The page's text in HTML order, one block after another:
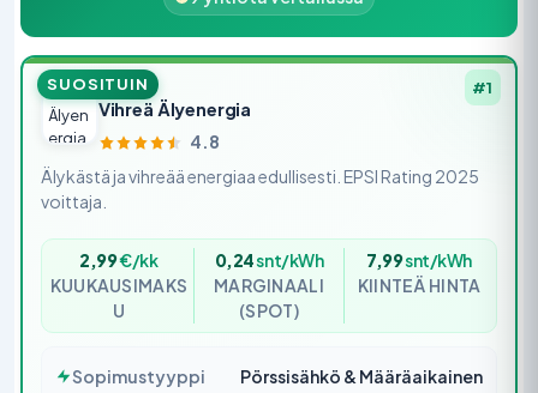
SUOSITUIN #1
Vihreä Älyenergia
4.8
Älykästä ja vihreää energiaa edullisesti. EPSI Rating 2025
voittaja.
2,99€/kk
KUUKAUSIMAKS
U
0,24snt/kWh
MARGINAALI
(SPOT)
7,99snt/kWh
KIINTEÄ HINTA
Sopimustyyppi Pörssisähkö & Määräaikainen